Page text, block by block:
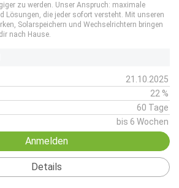
zu werden. Unser Anspruch: maximale
Lösungen, die jeder sofort versteht. Mit unseren
Solarspeichern und Wechselrichtern bringen
nach Hause.
21.10.2025
22 %
60 Tage
bis 6 Wochen
Anmelden
Details